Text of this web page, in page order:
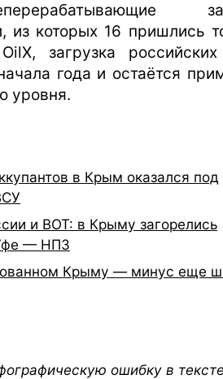
из которых 16 пришлись
загрузка
года и остаётся
уровня.
в Крым оказался под
и ВОТ: в Крыму загорелись
— НПЗ
Крыму — минус еще
ошибку в